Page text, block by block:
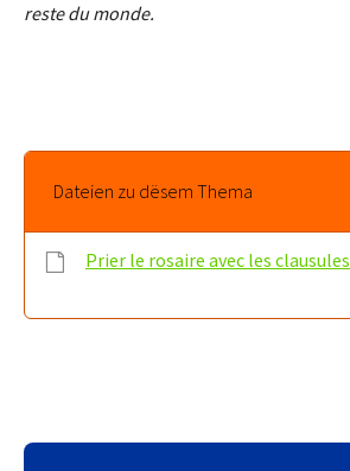
reste du monde.
Dateien zu dësem Thema
Prier le rosaire avec les clausules